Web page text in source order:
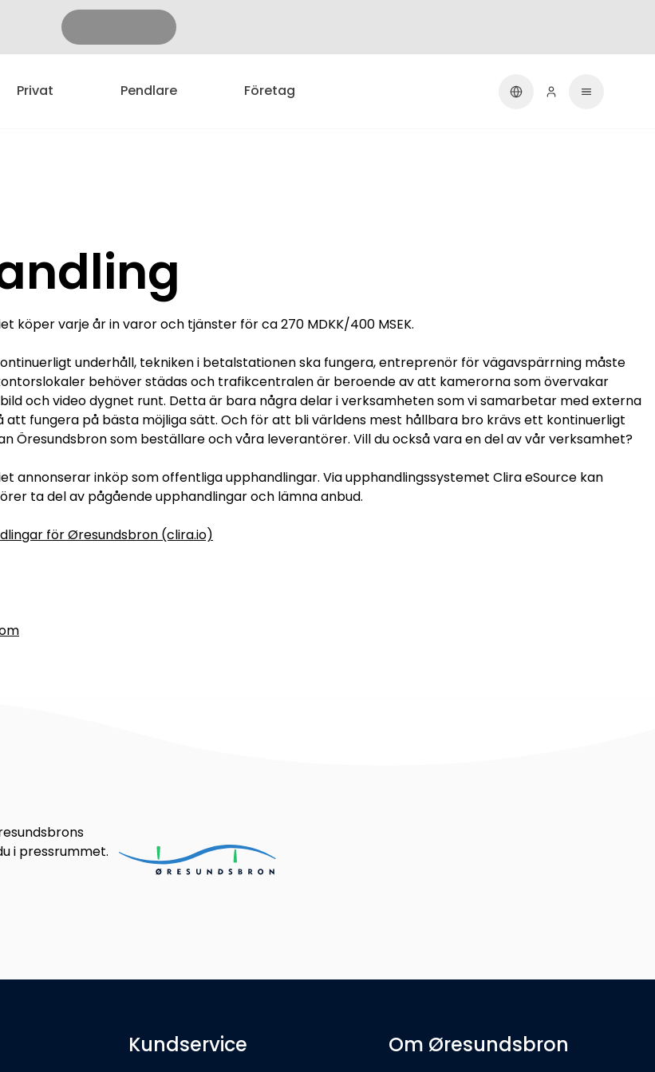
Privat Pendlare Företag
köper varje år in varor och tjänster för ca 270 MDKK/400 MSEK.
underhåll, tekniken i betalstationen ska fungera, entreprenör för vägavspärrning måste
behöver städas och trafikcentralen är beroende av att kamerorna som övervakar
och video dygnet runt. Detta är bara några delar i verksamheten som vi samarbetar med externa
fungera på bästa möjliga sätt. Och för att bli världens mest hållbara bro krävs ett kontinuerligt
Öresundsbron som beställare och våra leverantörer. Vill du också vara en del av vår verksamhet?
annonserar inköp som offentliga upphandlingar. Via upphandlingssystemet Clira eSource kan
ta del av pågående upphandlingar och lämna anbud.
för Øresundsbron (clira.io)
i pressrummet.
Kundservice Om Øresundsbron